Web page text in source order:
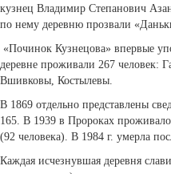
кузнец Владимир Степанович
по нему деревню прозвали
«Починок Кузнецова» впервые
деревне проживали 267
Вшивковы, Костылевы.
В 1869 отдельно представлены
165. В 1939 в Пророках
(92 человека). В 1984 г. умерла
Каждая исчезнувшая деревня